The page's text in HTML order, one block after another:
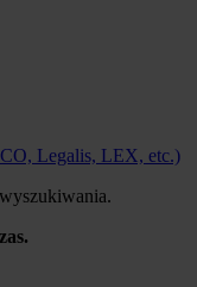
Legalis, LEX, etc.)